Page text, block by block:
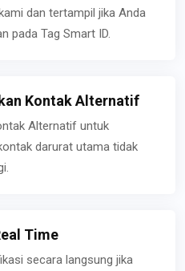
dan tertampil jika Anda
pada Tag Smart ID.
Kontak Alternatif
Alternatif untuk
darurat utama tidak
Time
secara langsung jika